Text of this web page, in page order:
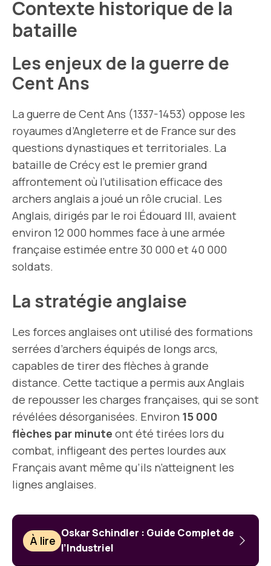
Contexte historique de la
bataille
Les enjeux de la guerre de
Cent Ans
La guerre de Cent Ans (1337-1453) oppose les
royaumes d’Angleterre et de France sur des
questions dynastiques et territoriales. La
bataille de Crécy est le premier grand
affrontement où l’utilisation efficace des
archers anglais a joué un rôle crucial. Les
Anglais, dirigés par le roi Édouard III, avaient
environ 12 000 hommes face à une armée
française estimée entre 30 000 et 40 000
soldats.
La stratégie anglaise
Les forces anglaises ont utilisé des formations
serrées d’archers équipés de longs arcs,
capables de tirer des flèches à grande
distance. Cette tactique a permis aux Anglais
de repousser les charges françaises, qui se sont
révélées désorganisées. Environ 15 000
flèches par minute ont été tirées lors du
combat, infligeant des pertes lourdes aux
Français avant même qu’ils n’atteignent les
lignes anglaises.
À lire
Oskar Schindler : Guide Complet de
l’Industriel